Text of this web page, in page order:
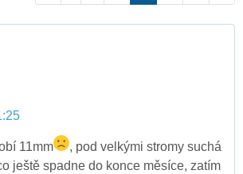
11mm
, pod velkými stromy suchá
ještě spadne do konce měsíce, zatím